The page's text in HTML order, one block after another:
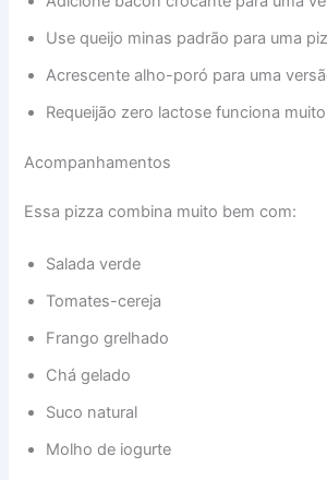
Use queijo minas padrão para uma
Acrescente alho-poró para uma
Requeijão zero lactose funciona
Acompanhamentos
Essa pizza combina muito bem com:
Salada verde
Tomates-cereja
Frango grelhado
Chá gelado
Suco natural
Molho de iogurte